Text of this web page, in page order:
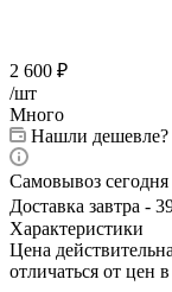
2 600 ₽
/шт
Много
Нашли дешевле?
Самовывоз сегодня
Доставка завтра -
Характеристики
Цена
отличаться от цен